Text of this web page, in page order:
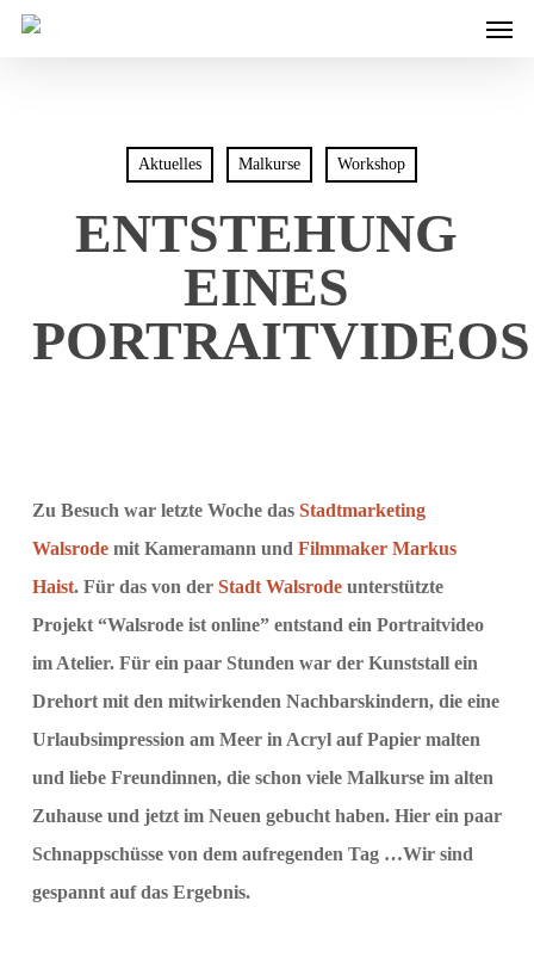
Skip
Menu
Aktuelles Malkurse Workshop
ENTSTEHUNG
EINES
PORTRAITVIDEOS
Zu Besuch war letzte Woche dasStadtmarketing
Walsrodemit Kameramann und Filmmaker Markus
Haist. Für das von der Stadt Walsrodeunterstützte
Projekt “Walsrode ist online” entstand ein Portraitvideo
im Atelier. Für ein paar Stunden war der Kunststall ein
Drehort mit den mitwirkenden Nachbarskindern, die eine
Urlaubsimpression am Meer in Acryl auf Papier malten
und liebe Freundinnen, die schon viele Malkurse im alten
Zuhause und jetzt im Neuen gebucht haben. Hier ein paar
Schnappschüsse von dem aufregenden Tag …Wir sind
gespannt auf das Ergebnis.